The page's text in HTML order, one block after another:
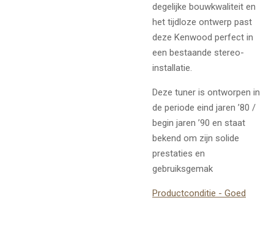
degelijke bouwkwaliteit en
het tijdloze ontwerp past
deze Kenwood perfect in
een bestaande stereo-
installatie.
Deze tuner is ontworpen in
de periode eind jaren ’80 /
begin jaren ’90 en staat
bekend om zijn solide
prestaties en
gebruiksgemak
Productconditie - Goed